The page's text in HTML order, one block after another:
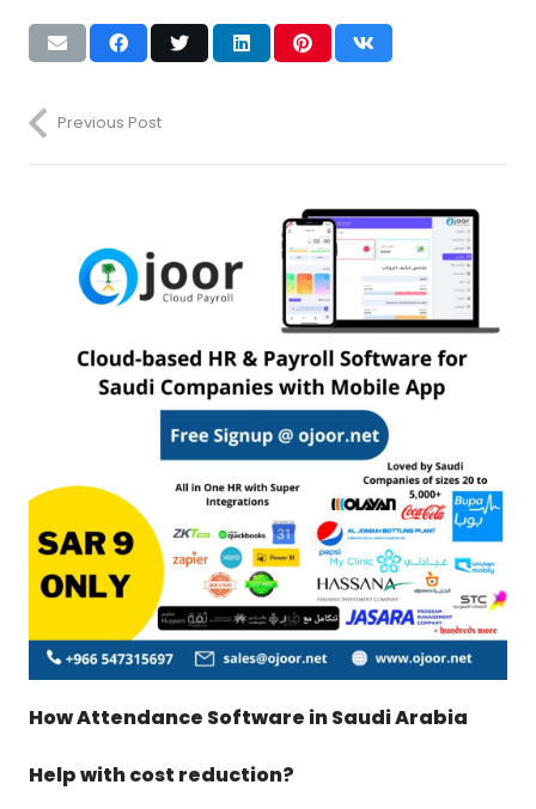
Previous Post
How Attendance Software in Saudi Arabia
Help with cost reduction?